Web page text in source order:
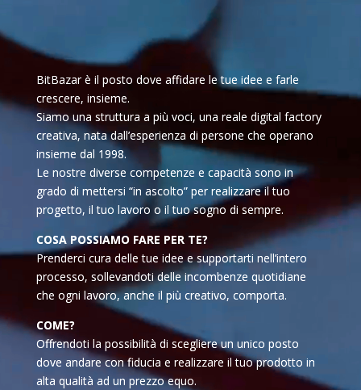
BitBazar è il posto dove affidare le tue idee e farle
crescere, insieme.
Siamo una struttura a più voci, una reale digital factory
creativa, nata dall’esperienza di persone che operano
insieme dal 1998.
Le nostre diverse competenze e capacità sono in
grado di mettersi “in ascolto” per realizzare il tuo
progetto, il tuo lavoro o il tuo sogno di sempre.
COSA POSSIAMO FARE PER TE?
Prenderci cura delle tue idee e supportarti nell’intero
processo, sollevandoti delle incombenze quotidiane
che ogni lavoro, anche il più creativo, comporta.
COME?
Offrendoti la possibilità di scegliere un unico posto
dove andare con fiducia e realizzare il tuo prodotto in
alta qualità ad un prezzo equo.